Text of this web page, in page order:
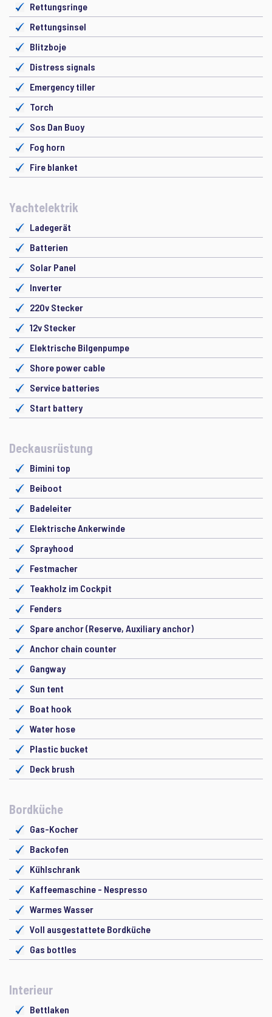
Rettungsringe
Rettungsinsel
Blitzboje
Distress signals
Emergency tiller
Torch
Sos Dan Buoy
Fog horn
Fire blanket
Yachtelektrik
Ladegerät
Batterien
Solar Panel
Inverter
220v Stecker
12v Stecker
Elektrische Bilgenpumpe
Shore power cable
Service batteries
Start battery
Deckausrüstung
Bimini top
Beiboot
Badeleiter
Elektrische Ankerwinde
Sprayhood
Festmacher
Teakholz im Cockpit
Fenders
Spare anchor (Reserve, Auxiliary anchor)
Anchor chain counter
Gangway
Sun tent
Boat hook
Water hose
Plastic bucket
Deck brush
Bordküche
Gas-Kocher
Backofen
Kühlschrank
Kaffeemaschine - Nespresso
Warmes Wasser
Voll ausgestattete Bordküche
Gas bottles
Interieur
Bettlaken